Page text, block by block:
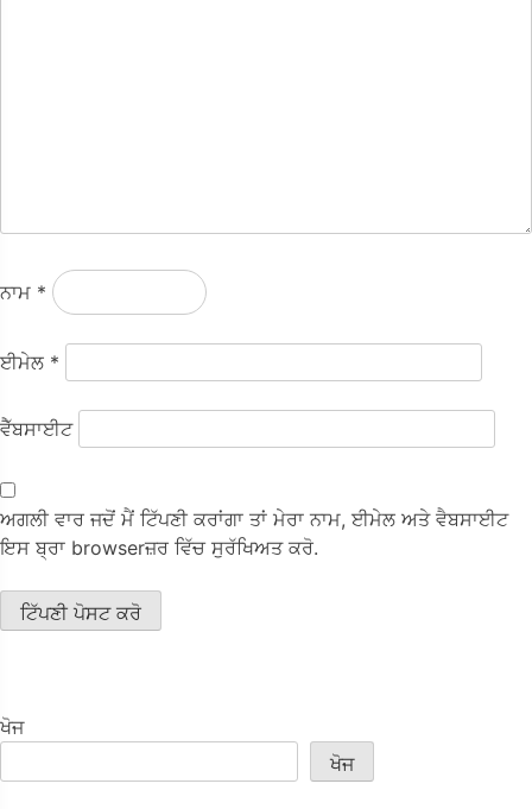
ਨਾਮ *
ਈਮੇਲ *
ਵੈੱਬਸਾਈਟ
ਅਗਲੀ ਵਾਰ ਜਦੋਂ ਮੈਂ ਟਿੱਪਣੀ ਕਰਾਂਗਾ ਤਾਂ ਮੇਰਾ ਨਾਮ, ਈਮੇਲ ਅਤੇ ਵੈਬਸਾਈਟ
ਇਸ ਬ੍ਰਾ browserਜ਼ਰ ਵਿੱਚ ਸੁਰੱਖਿਅਤ ਕਰੋ.
ਖੋਜ
ਖੋਜ